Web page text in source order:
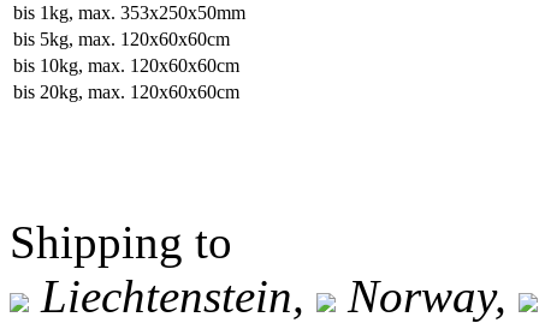
bis 1kg, max. 353x250x50mm
bis 5kg, max. 120x60x60cm
bis 10kg, max. 120x60x60cm
bis 20kg, max. 120x60x60cm
Shipping to
Liechtenstein,
Norway,